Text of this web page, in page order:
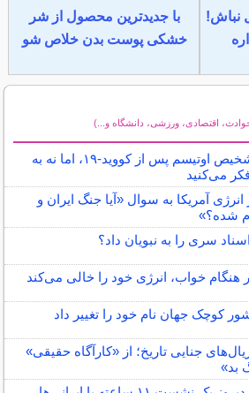
نباش!
با جدیدترین محصول از شر
خشکی پوست بدن خلاص شو
اقتصادی، ورزشی، دانشگاه و...)
افزایش تشخیص اوتیسم پس از کووید-۱۹، اما نه به
می‌کنید
انرژی آمریکا به سوال «آیا جنگ ایران و
شده؟»
سری را به نبویان داد؟
هنگام خواب، انرژی خود را خالی می‌کند
کوچک جهان نام خود را تغییر داد
جنایی تاریخ؛ از «کارآگاه حقیقی»
بد»